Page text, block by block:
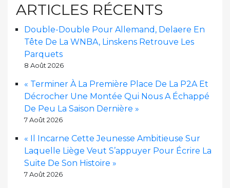
ARTICLES RÉCENTS
Double-Double Pour Allemand, Delaere En
Tête De La WNBA, Linskens Retrouve Les
Parquets
8 Août 2026
« Terminer À La Première Place De La P2A Et
Décrocher Une Montée Qui Nous A Échappé
De Peu La Saison Dernière »
7 Août 2026
« Il Incarne Cette Jeunesse Ambitieuse Sur
Laquelle Liège Veut S’appuyer Pour Écrire La
Suite De Son Histoire »
7 Août 2026